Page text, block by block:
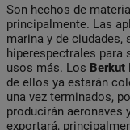
Son hechos de
principalmente. Las
marina y de ciudades,
hiperespectrales para
usos más. Los Berkut
de ellos ya estarán
una vez terminados,
producirán aeronaves
exportará,